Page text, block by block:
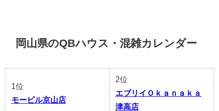
岡山県のQBハウス・混雑カレンダー
1位
モービル京山店
2位
エブリイＯｋａｎａｋａ
津高店